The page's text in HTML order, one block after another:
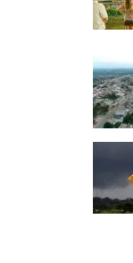
Ana
diz
que
show
foi
um
perde
Carlos
Pinto,
criador